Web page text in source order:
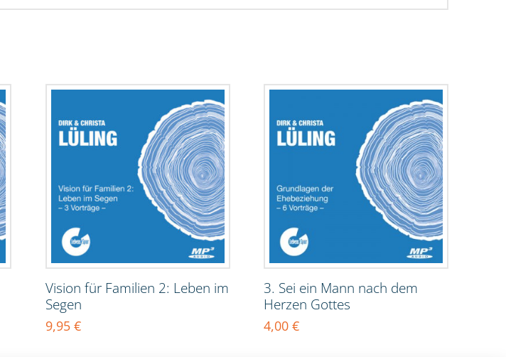
Vision für Familien 2: Leben im
Segen
9,95 €
3. Sei ein Mann nach dem
Herzen Gottes
4,00€